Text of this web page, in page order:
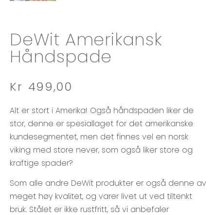
DeWit Amerikansk
Håndspade
Kr 499,00
Alt er stort i Amerika! Også håndspaden liker de
stor, denne er spesiallaget for det amerikanske
kundesegmentet, men det finnes vel en norsk
viking med store never, som også liker store og
kraftige spader?
Som alle andre DeWit produkter er også denne av
meget høy kvalitet, og varer livet ut ved tiltenkt
bruk. Stålet er ikke rustfritt, så vi anbefaler